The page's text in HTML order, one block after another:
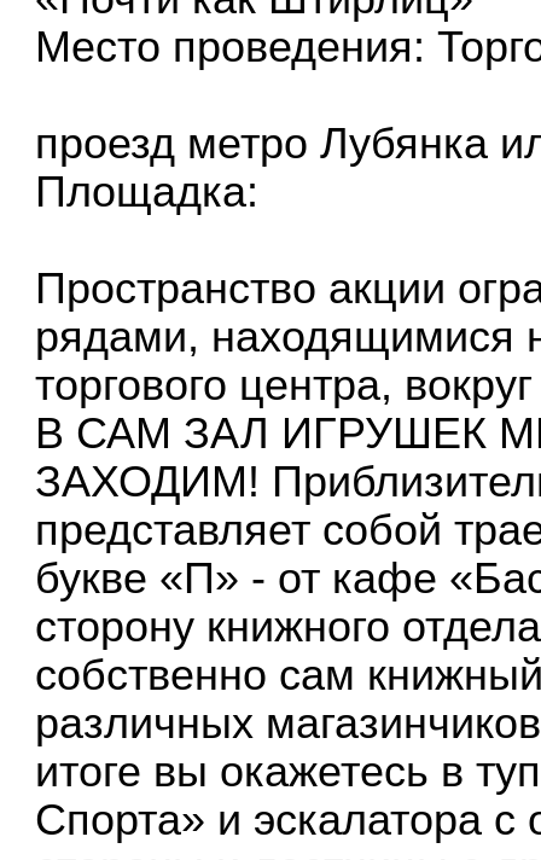
Место проведения:
проезд метро Лубянка
Площадка:
Пространство акции
рядами, находящимися
торгового центра,
В САМ ЗАЛ ИГРУШЕК
ЗАХОДИМ!
представляет собой
букве «П» - от кафе
сторону книжного
собственно сам
различных
итоге вы окажетесь в
Спорта» и эскалатора с